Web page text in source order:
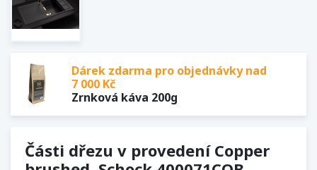
Dárek zdarma pro objednávky nad
7 000 Kč
Zrnková káva 200g
Části dřezu v provedení Copper